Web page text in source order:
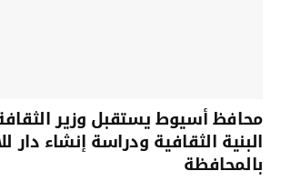
محافظ أسيوط يستقبل وزير
البنية الثقافية ودراسة إنشاء دار
بالمحافظة